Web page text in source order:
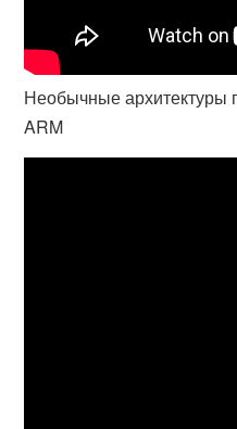
Необычные архитектуры
ARM